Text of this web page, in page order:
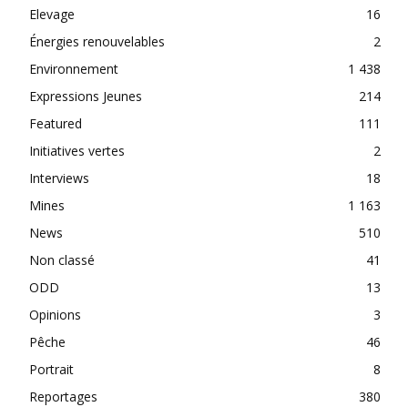
Elevage
16
Énergies renouvelables
2
Environnement
1 438
Expressions Jeunes
214
Featured
111
Initiatives vertes
2
Interviews
18
Mines
1 163
News
510
Non classé
41
ODD
13
Opinions
3
Pêche
46
Portrait
8
Reportages
380